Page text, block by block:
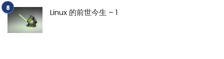
Linux 的前世今生 – 1